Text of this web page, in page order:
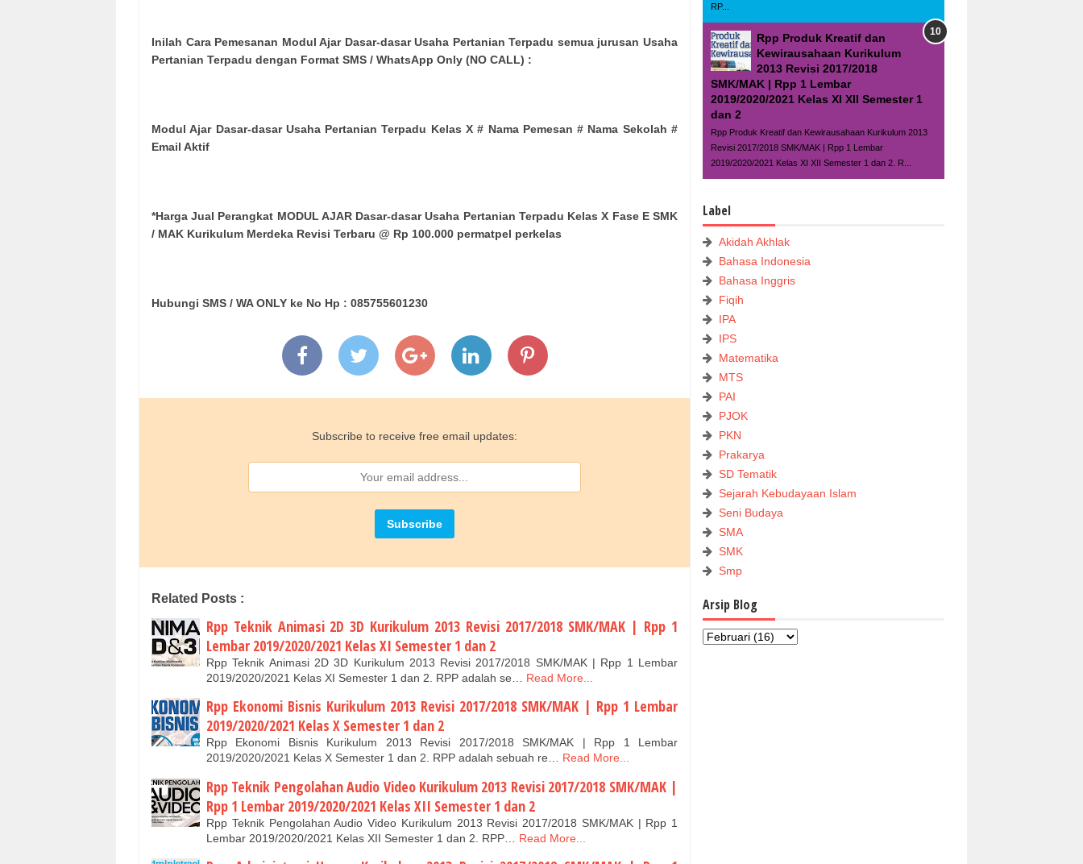
Inilah Cara Pemesanan Modul Ajar Dasar-dasar Usaha Pertanian Terpadu semua jurusan Usaha
Pertanian Terpadu dengan Format SMS / WhatsApp Only (NO CALL) :
Modul Ajar Dasar-dasar Usaha Pertanian Terpadu Kelas X # Nama Pemesan # Nama Sekolah #
Email Aktif
*Harga Jual Perangkat MODUL AJAR Dasar-dasar Usaha Pertanian Terpadu Kelas X Fase E SMK
/ MAK Kurikulum Merdeka Revisi Terbaru @ Rp 100.000 permatpel perkelas
Hubungi SMS / WA ONLY ke No Hp : 085755601230
Subscribe to receive free email updates:
Related Posts :
Rpp Teknik Animasi 2D 3D Kurikulum 2013 Revisi 2017/2018 SMK/MAK | Rpp 1
Lembar 2019/2020/2021 Kelas XI Semester 1 dan 2
Rpp Teknik Animasi 2D 3D Kurikulum 2013 Revisi 2017/2018 SMK/MAK | Rpp 1 Lembar
2019/2020/2021 Kelas XI Semester 1 dan 2. RPP adalah se…
Read More...
Rpp Ekonomi Bisnis Kurikulum 2013 Revisi 2017/2018 SMK/MAK | Rpp 1 Lembar
2019/2020/2021 Kelas X Semester 1 dan 2
Rpp Ekonomi Bisnis Kurikulum 2013 Revisi 2017/2018 SMK/MAK | Rpp 1 Lembar
2019/2020/2021 Kelas X Semester 1 dan 2. RPP adalah sebuah re…
Read More...
Rpp Teknik Pengolahan Audio Video Kurikulum 2013 Revisi 2017/2018 SMK/MAK |
Rpp 1 Lembar 2019/2020/2021 Kelas XII Semester 1 dan 2
Rpp Teknik Pengolahan Audio Video Kurikulum 2013 Revisi 2017/2018 SMK/MAK | Rpp 1
Lembar 2019/2020/2021 Kelas XII Semester 1 dan 2. RPP…
Read More...
RP...
Rpp Produk Kreatif dan
Kewirausahaan Kurikulum
2013 Revisi 2017/2018
SMK/MAK | Rpp 1 Lembar
2019/2020/2021 Kelas XI XII Semester 1
dan 2
Rpp Produk Kreatif dan Kewirausahaan Kurikulum 2013
Revisi 2017/2018 SMK/MAK | Rpp 1 Lembar
2019/2020/2021 Kelas XI XII Semester 1 dan 2. R...
Label
Akidah Akhlak
Bahasa Indonesia
Bahasa Inggris
Fiqih
IPA
IPS
Matematika
MTS
PAI
PJOK
PKN
Prakarya
SD Tematik
Sejarah Kebudayaan Islam
Seni Budaya
SMA
SMK
Smp
Arsip Blog